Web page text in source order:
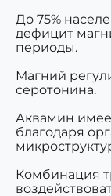
До 75%
дефицит
периоды.
Магний
серотонина.
Аквамин
благодаря
Комбинация